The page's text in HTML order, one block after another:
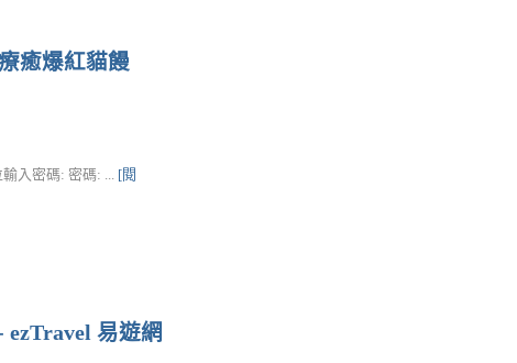
癒爆紅貓饅
入密碼: 密碼: ... [閱
易遊網